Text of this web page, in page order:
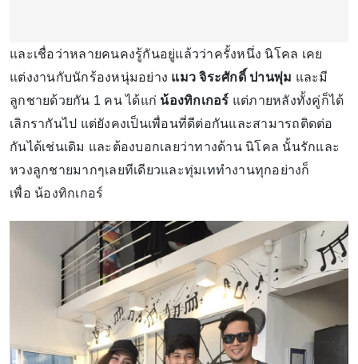
และเชื่อว่าหลายคนคงรู้กันอยู่แล้วว่าครั้งหนึ่ง นิโคล เคย
แต่งงานกับนักร้องหนุ่มอย่าง แมว จิระศักดิ์ ปานพุ่ม และมี
ลูกชายด้วยกัน 1 คน ได้แก่ น้องทิกเกอร์ แต่ภายหลังทั้งคู่ก็ได้
เลิกรากันไป แต่ยังคงเป็นเพื่อนที่ดีต่อกันและสามารถติดต่อ
กันได้เช่นเดิม และต้องบอกเลยว่าทางด้าน นิโคล นั้นรักและ
หวงลูกชายมากๆเลยทีเดียวและทุ่มเททำงานทุกอย่างก็
เพื่อ น้องทิกเกอร์